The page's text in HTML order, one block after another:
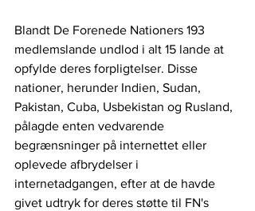
Blandt De Forenede Nationers 193
medlemslande undlod i alt 15 lande at
opfylde deres forpligtelser. Disse
nationer, herunder Indien, Sudan,
Pakistan, Cuba, Usbekistan og Rusland,
pålagde enten vedvarende
begrænsninger på internettet eller
oplevede afbrydelser i
internetadgangen, efter at de havde
givet udtryk for deres støtte til FN's